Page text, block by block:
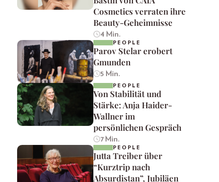
Cosmetics verraten ihre
Beauty-Geheimnisse
4 Min.
PEOPLE
Parov Stelar erobert
Gmunden
5 Min.
PEOPLE
Von Stabilität und
Stärke: Anja Haider-
Wallner im
persönlichen Gespräch
7 Min.
PEOPLE
Jutta Treiber über
“Kurztrip nach
Absurdistan”, Jubiläen